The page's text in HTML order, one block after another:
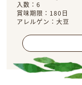
入数：6
賞味期限：180日
アレルゲン：大豆